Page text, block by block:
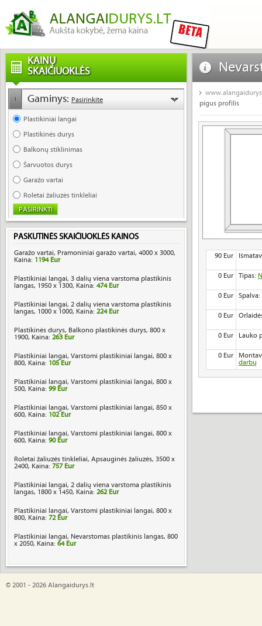
KAINŲ
SKAIČIUOKLĖS
1 Gaminys: Pasirinkite
Plastikiniai langai
Plastikinės durys
Balkonų stiklinimas
Šarvuotos durys
Garažo vartai
Roletai žaliuzės tinkleliai
PASKUTINĖS SKAIČIUOKLĖS KAINOS
Garažo vartai, Pramoniniai garažo vartai, 4000 x 3000,
Kaina: 1194 Eur
Plastikiniai langai, 3 dalių viena varstoma plastikinis
langas, 1950 x 1300, Kaina: 474 Eur
Plastikiniai langai, 2 dalių viena varstoma plastikinis
langas, 1000 x 1000, Kaina: 224 Eur
Plastikinės durys, Balkono plastikinės durys, 800 x
1900, Kaina: 263 Eur
Plastikiniai langai, Varstomi plastikiniai langai, 800 x
800, Kaina: 105 Eur
Plastikiniai langai, Varstomi plastikiniai langai, 800 x
500, Kaina: 99 Eur
Plastikiniai langai, Varstomi plastikiniai langai, 850 x
600, Kaina: 102 Eur
Plastikiniai langai, Varstomi plastikiniai langai, 800 x
600, Kaina: 90 Eur
Roletai žaliuzės tinkleliai, Apsauginės žaliuzės, 3500 x
2400, Kaina: 757 Eur
Plastikiniai langai, 2 dalių viena varstoma plastikinis
langas, 1800 x 1450, Kaina: 262 Eur
Plastikiniai langai, Varstomi plastikiniai langai, 800 x
800, Kaina: 72 Eur
Plastikiniai langai, Nevarstomas plastikinis langas, 800
x 2050, Kaina: 64 Eur
pigus profilis
90 Eur
0 Eur Tipas:
0 Eur Spalva:
0 Eur
0 Eur Lauko
0 Eur
darbų
© 2001 - 2026 Alangaidurys.lt